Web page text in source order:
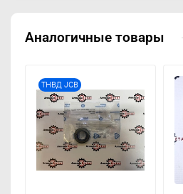
Аналогичные товары
ТНВД JCB